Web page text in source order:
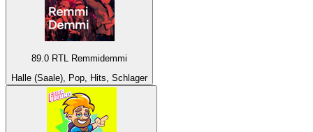
89.0 RTL Remmidemmi
Halle (Saale), Pop, Hits, Schlager